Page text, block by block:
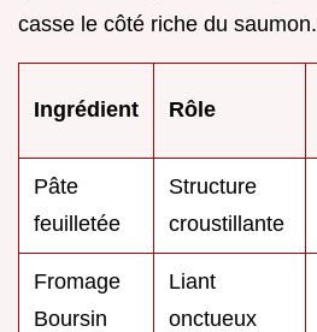
casse le côté riche du saumon.
Ingrédient Rôle
Pâte
feuilletée
Structure
croustillante
Fromage
Boursin
Liant
onctueux